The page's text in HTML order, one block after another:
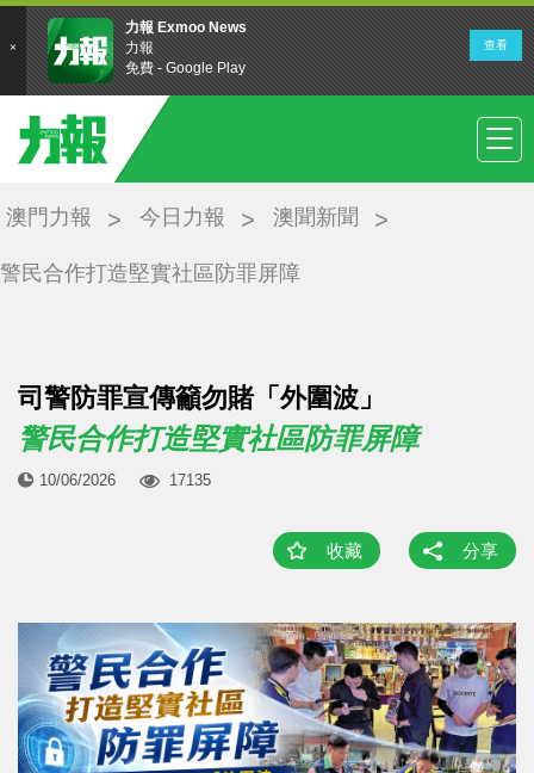
澳門力報 今日力報 澳聞新聞
警民合作打造堅實社區防罪屏障
司警防罪宣傳籲勿賭「外圍波」
警民合作打造堅實社區防罪屏障
10/06/2026 17135
收藏 分享